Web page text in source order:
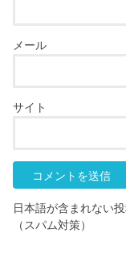
メール
サイト
日本語が含まれない
（スパム対策）